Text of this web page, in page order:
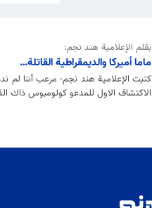
بقلم الإعلامية هند نجم:
ماما أميركا والديمقراطية القاتلة…
كتبت الإعلامية هند نجم- مرعب أننا لم
الاكتشاف الاول للمدعو كولومبوس ذاك